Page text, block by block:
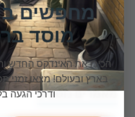
מאמרים נוספים
מחפשים
מוסד
הכירו את האינדקס החדש
בארץ ובעולם! מצאו זמני
ודרכי הגעה